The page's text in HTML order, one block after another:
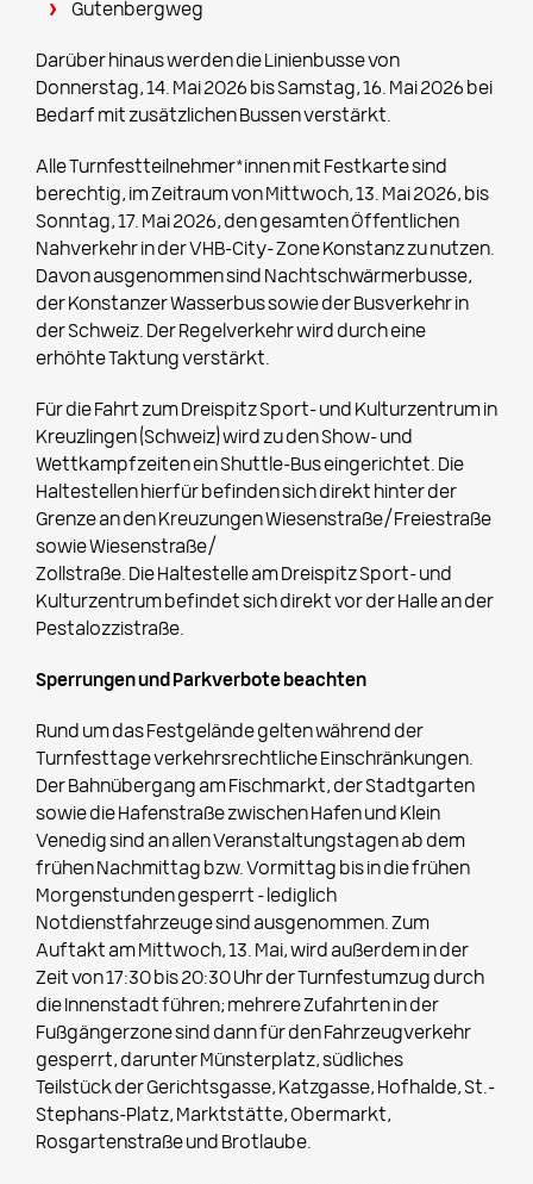
Gutenbergweg
Darüber hinaus werden die Linienbusse von
Donnerstag, 14. Mai 2026 bis Samstag, 16. Mai 2026 bei
Bedarf mit zusätzlichen Bussen verstärkt.
Alle Turnfestteilnehmer*innen mit Festkarte sind
berechtig, im Zeitraum von Mittwoch, 13. Mai 2026, bis
Sonntag, 17. Mai 2026, den gesamten Öffentlichen
Nahverkehr in der VHB-City- Zone Konstanz zu nutzen.
Davon ausgenommen sind Nachtschwärmerbusse,
der Konstanzer Wasserbus sowie der Busverkehr in
der Schweiz. Der Regelverkehr wird durch eine
erhöhte Taktung verstärkt.
Für die Fahrt zum Dreispitz Sport- und Kulturzentrum in
Kreuzlingen (Schweiz) wird zu den Show- und
Wettkampfzeiten ein Shuttle-Bus eingerichtet. Die
Haltestellen hierfür befinden sich direkt hinter der
Grenze an den Kreuzungen Wiesenstraße/Freiestraße
sowie Wiesenstraße/
Zollstraße. Die Haltestelle am Dreispitz Sport- und
Kulturzentrum befindet sich direkt vor der Halle an der
Pestalozzistraße.
Sperrungen und Parkverbote beachten
Rund um das Festgelände gelten während der
Turnfesttage verkehrsrechtliche Einschränkungen.
Der Bahnübergang am Fischmarkt, der Stadtgarten
sowie die Hafenstraße zwischen Hafen und Klein
Venedig sind an allen Veranstaltungstagen ab dem
frühen Nachmittag bzw. Vormittag bis in die frühen
Morgenstunden gesperrt – lediglich
Notdienstfahrzeuge sind ausgenommen. Zum
Auftakt am Mittwoch, 13. Mai, wird außerdem in der
Zeit von 17:30 bis 20:30 Uhr der Turnfestumzug durch
die Innenstadt führen; mehrere Zufahrten in der
Fußgängerzone sind dann für den Fahrzeugverkehr
gesperrt, darunter Münsterplatz, südliches
Teilstück der Gerichtsgasse, Katzgasse, Hofhalde, St.-
Stephans-Platz, Marktstätte, Obermarkt,
Rosgartenstraße und Brotlaube.